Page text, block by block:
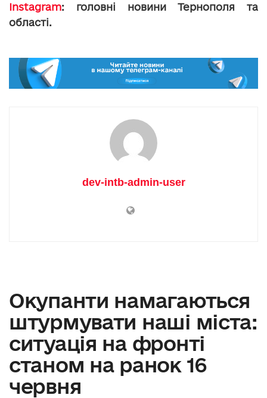
Instagram: головні новини Тернополя та
області.
dev-intb-admin-user
Окупанти намагаються
штурмувати наші міста:
ситуація на фронті
станом на ранок 16
червня